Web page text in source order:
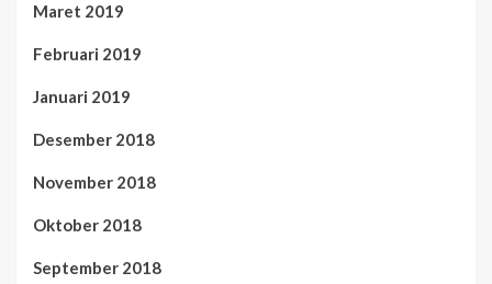
Maret 2019
Februari 2019
Januari 2019
Desember 2018
November 2018
Oktober 2018
September 2018